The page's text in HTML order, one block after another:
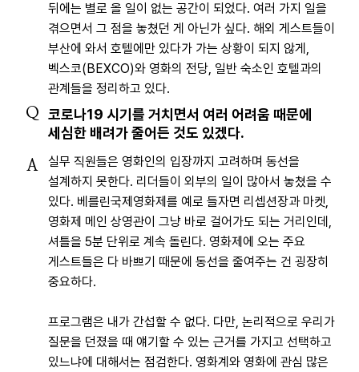
뒤에는 별로 올 일이 없는 공간이 되었다. 여러 가지 일을
겪으면서 그 점을 놓쳤던 게 아닌가 싶다. 해외 게스트들이
부산에 와서 호텔에만 있다가 가는 상황이 되지 않게,
벡스코(BEXCO)와 영화의 전당, 일반 숙소인 호텔과의
관계들을 정리하고 있다.
Q 코로나19 시기를 거치면서 여러 어려움 때문에
세심한 배려가 줄어든 것도 있겠다.
A
실무 직원들은 영화인의 입장까지 고려하며 동선을
설계하지 못한다. 리더들이 외부의 일이 많아서 놓쳤을 수
있다. 베를린국제영화제를 예로 들자면 리셉션장과 마켓,
영화제 메인 상영관이 그냥 바로 걸어가도 되는 거리인데,
셔틀을 5분 단위로 계속 돌린다. 영화제에 오는 주요
게스트들은 다 바쁘기 때문에 동선을 줄여주는 건 굉장히
중요하다.
프로그램은 내가 간섭할 수 없다. 다만, 논리적으로 우리가
질문을 던졌을 때 얘기할 수 있는 근거를 가지고 선택하고
있느냐에 대해서는 점검한다. 영화계와 영화에 관심 많은